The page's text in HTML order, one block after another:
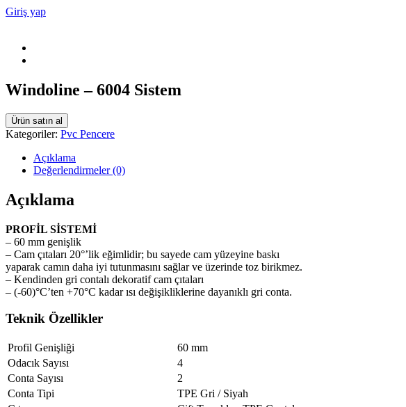
Giriş yap
Windoline – 6004 Sistem
Ürün satın al
Kategoriler: Pvc Pencere
Açıklama
Değerlendirmeler (0)
Açıklama
PROFİL SİSTEMİ
– 60 mm genişlik
– Cam çıtaları 20°’lik eğimlidir; bu sayede cam yüzeyine baskı
yaparak camın daha iyi tutunmasını sağlar ve üzerinde toz birikmez.
– Kendinden gri contalı dekoratif cam çıtaları
– (-60)°C’ten +70°C kadar ısı değişikliklerine dayanıklı gri conta.
Teknik Özellikler
Profil Genişliği
60 mm
Odacık Sayısı
4
Conta Sayısı
2
Conta Tipi
TPE Gri / Siyah